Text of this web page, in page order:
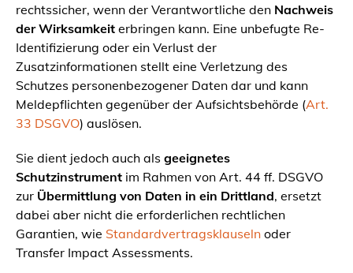
rechtssicher, wenn der Verantwortliche den Nachweis
der Wirksamkeit erbringen kann. Eine unbefugte Re-
Identifizierung oder ein Verlust der
Zusatzinformationen stellt eine Verletzung des
Schutzes personenbezogener Daten dar und kann
Meldepflichten gegenüber der Aufsichtsbehörde (Art.
33 DSGVO) auslösen.
Sie dient jedoch auch als geeignetes
Schutzinstrument im Rahmen von Art. 44 ff. DSGVO
zur Übermittlung von Daten in ein Drittland, ersetzt
dabei aber nicht die erforderlichen rechtlichen
Garantien, wie Standardvertragsklauseln oder
Transfer Impact Assessments.